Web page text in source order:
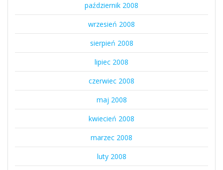
październik 2008
wrzesień 2008
sierpień 2008
lipiec 2008
czerwiec 2008
maj 2008
kwiecień 2008
marzec 2008
luty 2008